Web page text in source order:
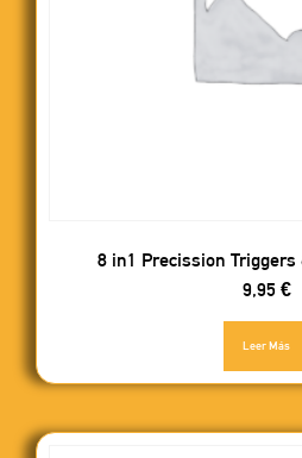
8 in1 Precission Triggers
9,95 €
Leer Más